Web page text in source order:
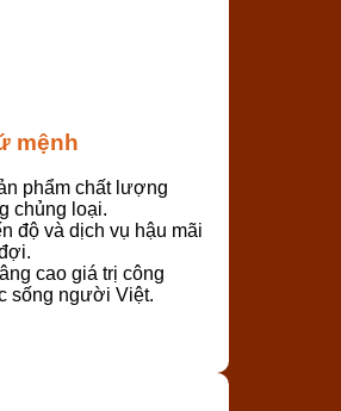
mệnh
phẩm chất lượng
chủng loại.
độ và dịch vụ hậu mãi
cao giá trị công
sống người Việt.